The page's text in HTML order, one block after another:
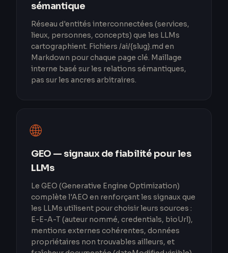
sémantique
Réseau d'entités interconnectées (services,
lieux, personnes, concepts) que les LLMs
cartographient. Fichiers /ai/{slug}.md en
Markdown pour chaque page clé. Maillage
interne basé sur les relations sémantiques,
pas sur les ancres arbitraires.
🌐
GEO — signaux de fiabilité pour les
LLMs
Le GEO (Generative Engine Optimization)
complète l'AEO en renforçant les signaux que
les LLMs utilisent pour choisir leurs sources :
E-E-A-T (auteur nommé, credentials, bioUrl),
mentions externes cohérentes, données
propriétaires non trouvables ailleurs, et